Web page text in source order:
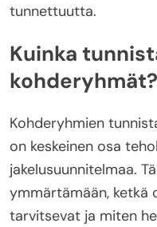
tunnettuutta.
Kuinka
kohderyhmät?
Kohderyhmien
on keskeinen osa
jakelusuunnitelmaa.
ymmärtämään, ketkä
tarvitsevat ja miten